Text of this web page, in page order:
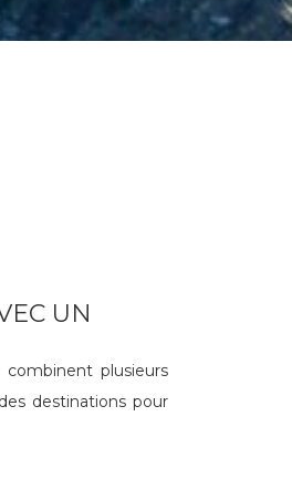
UN
plusieurs
destinations pour